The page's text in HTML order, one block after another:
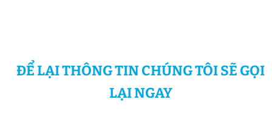
ĐỂ LẠI THÔNG TIN CHÚNG TÔI SẼ GỌI
LẠI NGAY